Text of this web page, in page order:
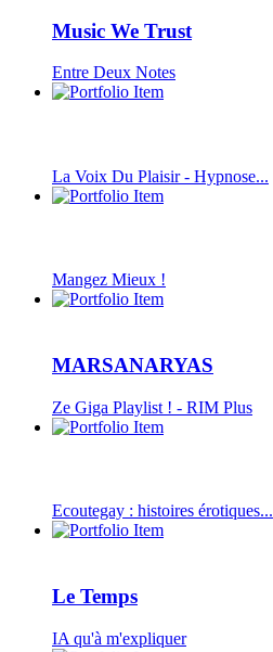
Music We Trust
Entre Deux Notes
La Voix Du Plaisir - Hypnose...
Mangez Mieux !
MARSANARYAS
Ze Giga Playlist ! - RIM Plus
Ecoutegay : histoires érotiques...
Le Temps
IA qu'à m'expliquer